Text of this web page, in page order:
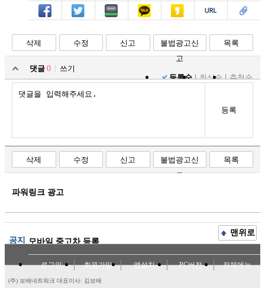
페북 트윗 밴드 카톡 카스 복사 스크랩
삭제 수정 신고
불법광고신
고
목록
댓글 0
쓰기
등록순
최신순 추천순
등록
삭제 수정 신고
불법광고신
고
목록
파워링크 광고
공지 모바일 중고차 등록
맨위로
로그인 회원가입 앱설치 PC버전 전체메뉴
(주) 보배네트워크 대표이사: 김보배